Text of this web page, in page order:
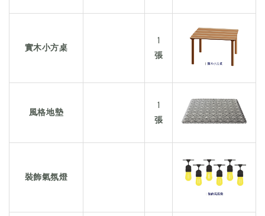
實木小方桌
1
張
風格地墊
1
張
裝飾氣氛燈